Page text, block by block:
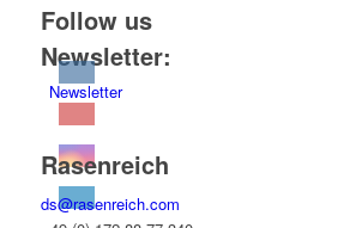
Follow us
Newsletter:
Newsletter
Rasenreich
ds@rasenreich.com